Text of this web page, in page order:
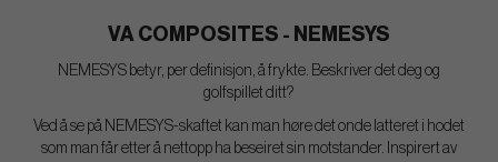
VA COMPOSITES - NEMESYS
NEMESYS betyr, per definisjon, å frykte. Beskriver det deg og
golfspillet ditt?
Ved å se på NEMESYS-skaftet kan man høre det onde latteret i hodet
som man får etter å nettopp ha beseiret sin motstander. Inspirert av